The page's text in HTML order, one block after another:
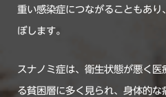
重い感染症につながることもあ
ぼします。
スナノミ症は、衛生状態が悪く
る貧困層に多く見られ、身体的